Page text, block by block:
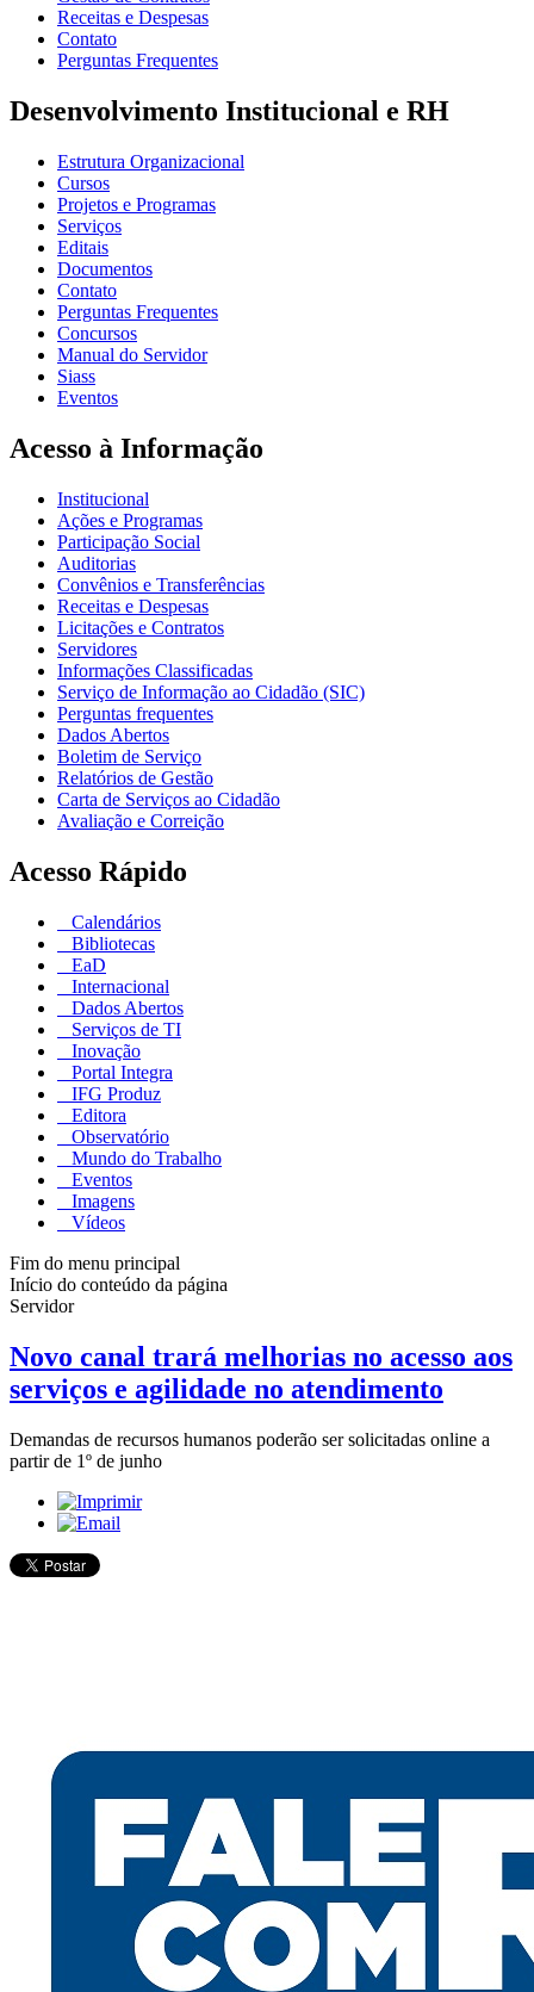
Receitas e Despesas
Contato
Perguntas Frequentes
Desenvolvimento Institucional e RH
Estrutura Organizacional
Cursos
Projetos e Programas
Serviços
Editais
Documentos
Contato
Perguntas Frequentes
Concursos
Manual do Servidor
Siass
Eventos
Acesso à Informação
Institucional
Ações e Programas
Participação Social
Auditorias
Convênios e Transferências
Receitas e Despesas
Licitações e Contratos
Servidores
Informações Classificadas
Serviço de Informação ao Cidadão (SIC)
Perguntas frequentes
Dados Abertos
Boletim de Serviço
Relatórios de Gestão
Carta de Serviços ao Cidadão
Avaliação e Correição
Acesso Rápido
Calendários
Bibliotecas
EaD
Internacional
Dados Abertos
Serviços de TI
Inovação
Portal Integra
IFG Produz
Editora
Observatório
Mundo do Trabalho
Eventos
Imagens
Vídeos
Fim do menu principal
Início do conteúdo da página
Servidor
Novo canal trará melhorias no acesso aos
serviços e agilidade no atendimento
Demandas de recursos humanos poderão ser solicitadas online a
partir de 1º de junho